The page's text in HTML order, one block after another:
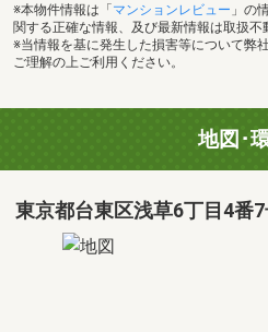
※本物件情報は「 マンションレビュー 」の
関する正確な情報、及び最新情報は取扱不
※当情報を基に発生した損害等について弊
ご理解の上ご利用ください。
地図･
東京都台東区浅草6丁目4番